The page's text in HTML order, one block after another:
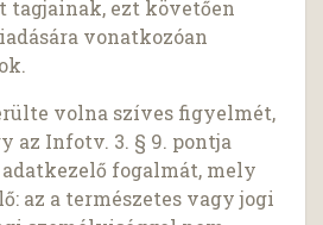
tagjainak, ezt követően
vonatkozóan
volna szíves figyelmét,
az Infotv. 3. § 9. pontja
fogalmát, mely
az a természetes vagy jogi